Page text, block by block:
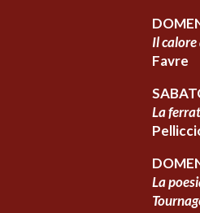
Il
Favre
La
La